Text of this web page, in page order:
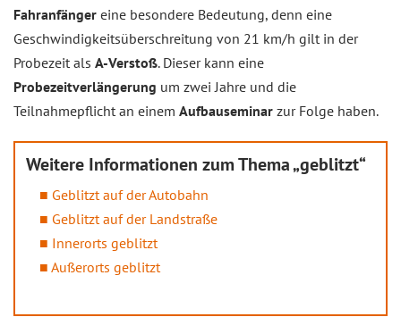
Fahranfänger eine besondere Bedeutung, denn eine
Geschwindigkeitsüberschreitung von 21 km/h gilt in der
Probezeit als A-Verstoß. Dieser kann eine
Probezeitverlängerung um zwei Jahre und die
Teilnahmepflicht an einem Aufbauseminar zur Folge haben.
Weitere Informationen zum Thema „geblitzt“
Geblitzt auf der Autobahn
Geblitzt auf der Landstraße
Innerorts geblitzt
Außerorts geblitzt